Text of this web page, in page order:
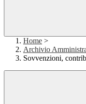
Home >
Archivio
Sovvenzioni,